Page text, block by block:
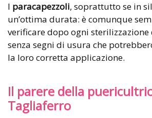
I paracapezzoli, soprattutto se in
un’ottima durata: è comunque
verificare dopo ogni sterilizzazione
senza segni di usura che
la loro corretta applicazione.
Il parere della
Tagliaferro